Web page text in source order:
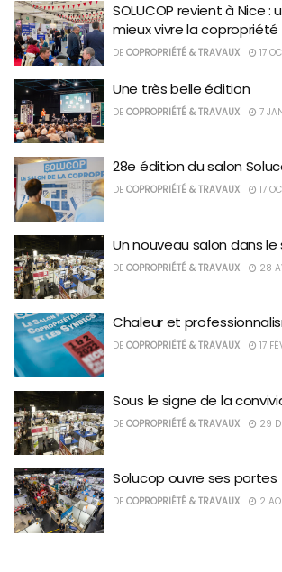
SOLUCOP revient à Nice :
mieux vivre la copropriété
DE COPROPRIÉTÉ & TRAVAUX 17
Une très belle édition
DE COPROPRIÉTÉ & TRAVAUX 7
28e édition du salon
DE COPROPRIÉTÉ & TRAVAUX 17
Un nouveau salon dans le
DE COPROPRIÉTÉ & TRAVAUX 28
Chaleur et
DE COPROPRIÉTÉ & TRAVAUX 17
Sous le signe de la
DE COPROPRIÉTÉ & TRAVAUX 29
Solucop ouvre ses portes
DE COPROPRIÉTÉ & TRAVAUX 2